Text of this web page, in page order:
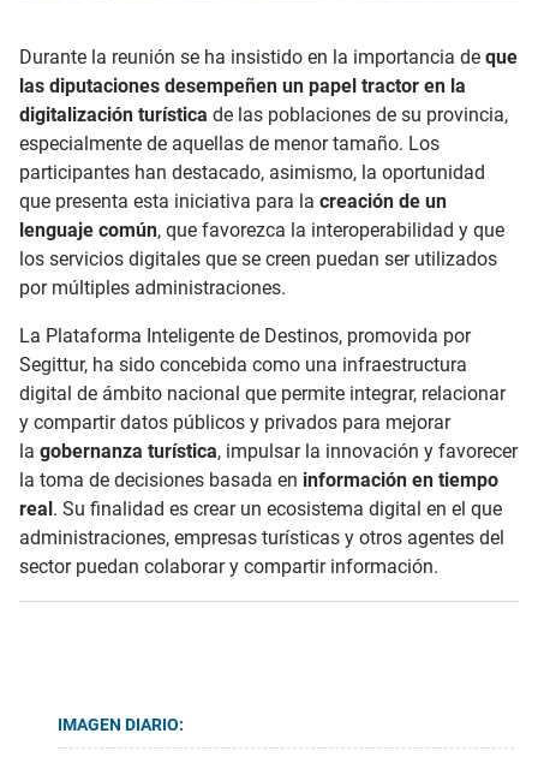
Durante la reunión se ha insistido en la importancia de que
las diputaciones desempeñen un papel tractor en la
digitalización turística de las poblaciones de su provincia,
especialmente de aquellas de menor tamaño. Los
participantes han destacado, asimismo, la oportunidad
que presenta esta iniciativa para la creación de un
lenguaje común, que favorezca la interoperabilidad y que
los servicios digitales que se creen puedan ser utilizados
por múltiples administraciones.
La Plataforma Inteligente de Destinos, promovida por
Segittur, ha sido concebida como una infraestructura
digital de ámbito nacional que permite integrar, relacionar
y compartir datos públicos y privados para mejorar
la gobernanza turística, impulsar la innovación y favorecer
la toma de decisiones basada en información en tiempo
real . Su finalidad es crear un ecosistema digital en el que
administraciones, empresas turísticas y otros agentes del
sector puedan colaborar y compartir información.
IMAGEN DIARIO: